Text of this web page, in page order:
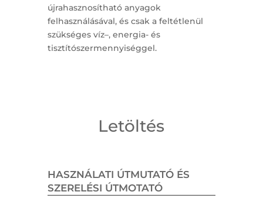
újrahasznosítható anyagok
felhasználásával, és csak a feltétlenül
szükséges víz–, energia- és
tisztítószermennyiséggel.
Letöltés
HASZNÁLATI ÚTMUTATÓ ÉS
SZERELÉSI ÚTMOTATÓ